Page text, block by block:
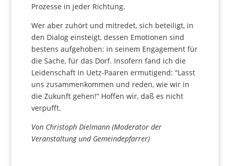
Prozesse in jeder Richtung.
Wer aber zuhört und mitredet, sich beteiligt, in
den Dialog einsteigt, dessen Emotionen sind
bestens aufgehoben: in seinem Engagement für
die Sache, für das Dorf. Insofern fand ich die
Leidenschaft in Uetz-Paaren ermutigend: “Lasst
uns zusammenkommen und reden, wie wir in
die Zukunft gehen!” Hoffen wir, daß es nicht
verpufft.
Von Christoph Dielmann (Moderator der
Veranstaltung und Gemeindepfarrer)